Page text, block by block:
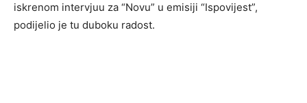
iskrenom intervjuu za “Novu” u emisiji “Ispovijest”,
podijelio je tu duboku radost.